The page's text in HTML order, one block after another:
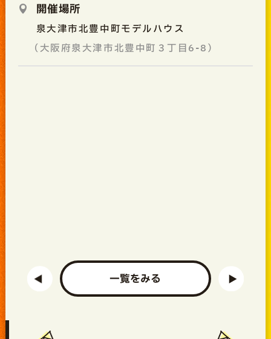
開催場所
泉大津市北豊中町モデルハウス
（大阪府泉大津市北豊中町３丁目6-8）
一覧をみる